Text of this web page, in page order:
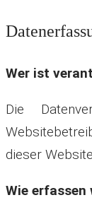
Wer ist
Die
dieser
Wie erfassen